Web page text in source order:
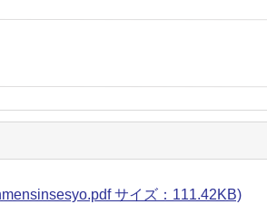
サイズ：111.42KB)